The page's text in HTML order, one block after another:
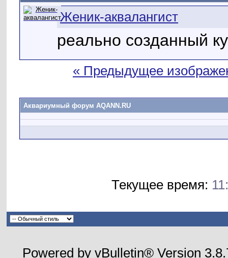
Женик-аквалангист
реально созданный
« Предыдущее
Аквариумный форум AQANN.RU
Текущее время:
Powered by vBulletin® Version